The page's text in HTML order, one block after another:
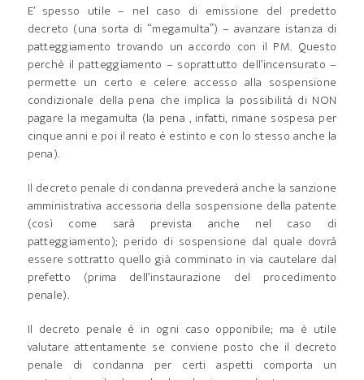
E’ spesso utile – nel caso di emissione del predetto
decreto (una sorta di “megamulta”) – avanzare istanza di
patteggiamento trovando un accordo con il PM. Questo
perchè il patteggiamento – soprattutto dell’incensurato –
permette un certo e celere accesso alla sospensione
condizionale della pena che implica la possibilità di NON
pagare la megamulta (la pena , infatti, rimane sospesa per
cinque anni e poi il reato è estinto e con lo stesso anche la
pena).
Il decreto penale di condanna prevederà anche la sanzione
amministrativa accessoria della sospensione della patente
(così come sarà prevista anche nel caso di
patteggiamento); perido di sospensione dal quale dovrà
essere sottratto quello già comminato in via cautelare dal
prefetto (prima dell’instaurazione del procedimento
penale).
Il decreto penale è in ogni caso opponibile; ma è utile
valutare attentamente se conviene posto che il decreto
penale di condanna per certi aspetti comporta un